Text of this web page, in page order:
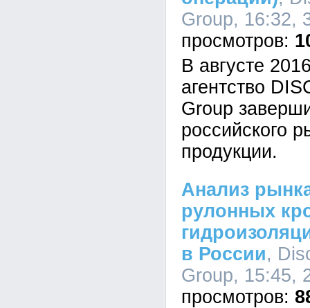
Group, 16:32,
В августе
агентство
Group
российского
продукции.
Анализ
рулонных
в России,
Group, 15:45,